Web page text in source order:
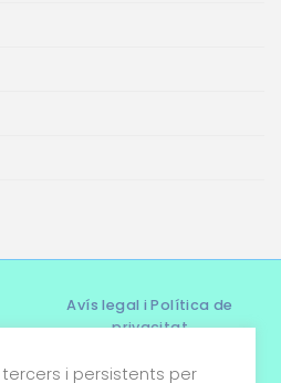
Avís legal i Política de
privacitat
Termes i condicions
i persistents per